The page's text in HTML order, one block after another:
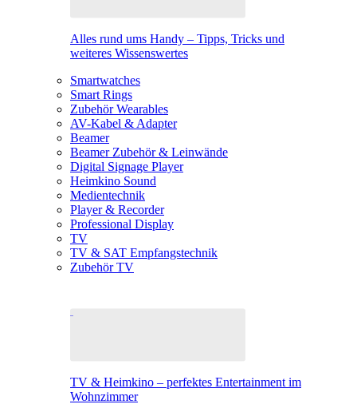
Alles rund ums Handy – Tipps, Tricks und
weiteres Wissenswertes
Smartwatches
Smart Rings
Zubehör Wearables
AV-Kabel & Adapter
Beamer
Beamer Zubehör & Leinwände
Digital Signage Player
Heimkino Sound
Medientechnik
Player & Recorder
Professional Display
TV
TV & SAT Empfangstechnik
Zubehör TV
TV & Heimkino – perfektes Entertainment im
Wohnzimmer